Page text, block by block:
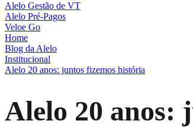
Alelo Gestão de VT
Alelo Pré-Pagos
Veloe Go
Home
Blog da Alelo
Institucional
Alelo 20 anos: juntos fizemos história
Alelo 20 anos: